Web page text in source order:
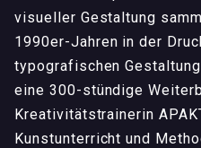
visueller Gestaltung
1990er-Jahren in der
typografischen
eine 300-stündige
Kreativitätstrainerin
Kunstunterricht und